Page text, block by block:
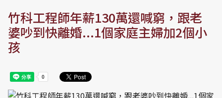
竹科工程師年薪130萬還喊窮，跟老
婆吵到快離婚...1個家庭主婦加2個小
孩